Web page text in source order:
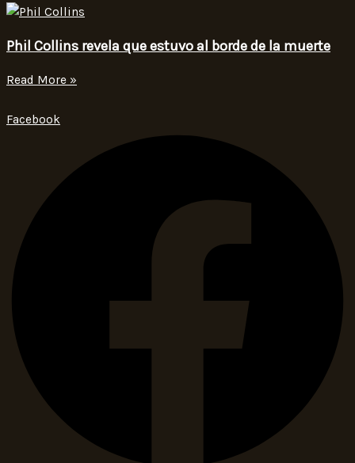
Phil Collins revela que estuvo al borde de la muerte
Read More »
Facebook